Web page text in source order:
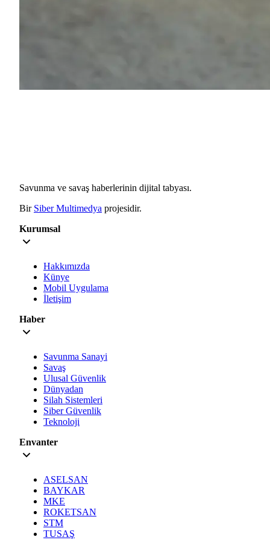
Savunma ve savaş haberlerinin dijital tabyası.
Bir Siber Multimedya projesidir.
Kurumsal
Hakkımızda
Künye
Mobil Uygulama
İletişim
Haber
Savunma Sanayi
Savaş
Ulusal Güvenlik
Dünyadan
Silah Sistemleri
Siber Güvenlik
Teknoloji
Envanter
ASELSAN
BAYKAR
MKE
ROKETSAN
STM
TUSAŞ